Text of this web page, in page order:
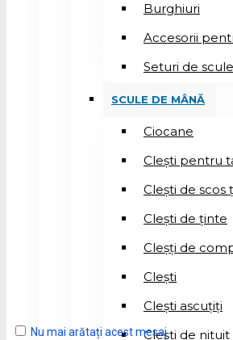
Burghiuri
Accesorii
Seturi de
SCULE DE MÂNĂ
Ciocane
Cleşti pentru
Clești de scos
Clești de ținte
Cleșți de
Cleşti
Clești ascuțiți
Cleşti de nituit
Nu mai arătați acest mesaj